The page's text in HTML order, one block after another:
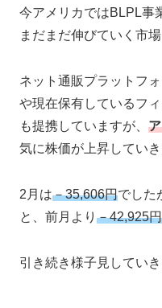
今アメリカではBLPL事
まだまだ伸びていく市
ネット通販プラットフ
や現在保有しているフ
も提携していますが、
気に株価が上昇していき
2月は－35,606円でした
と、前月より －42,925円
引き続き様子見していき